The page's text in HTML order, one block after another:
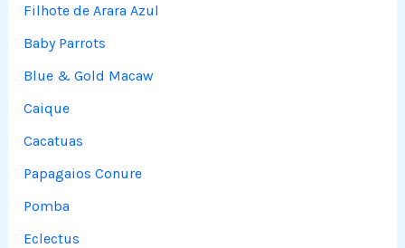
Filhote de Arara Azul
Baby Parrots
Blue & Gold Macaw
Caique
Cacatuas
Papagaios Conure
Pomba
Eclectus